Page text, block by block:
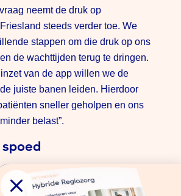
neemt de druk op
steeds verder toe. We
stappen om die druk op ons
de wachttijden terug te dringen.
van de app willen we de
juiste banen leiden. Hierdoor
sneller geholpen en ons
belast”.
spoed
als de huisartsenpost biedt de app
hoeven niet in de wachtrij aan de